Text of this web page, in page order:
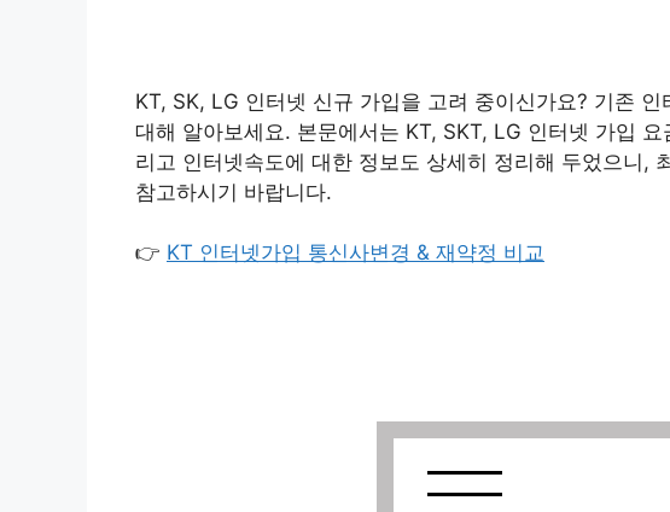
KT, SK, LG 인터넷 신규 가입을 고려 중이신가요? 기존
대해 알아보세요. 본문에서는 KT, SKT, LG 인터넷 가입
리고 인터넷속도에 대한 정보도 상세히 정리해 두었으니,
참고하시기 바랍니다.
👉 KT 인터넷가입 통신사변경 & 재약정 비교